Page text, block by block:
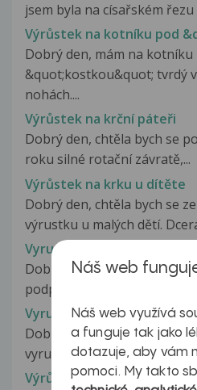
jsem byla na císařském řezu
Výrůstek na kotníku pod
Dobrý den, mám na kotníku
&quot;kostkou&quot; tvrdý
nohách....
Výrůstek na krční páteři
Dobrý den, chtěla bych se
roku silné rotační závratě,...
Výrůstek na krku u dítěte
Dobrý den, chtěla bych se
výrustku u malých dětí.
Vyrustek na kuzi
Dobry den ! Nedavno jsem
podprsenku ktera mi
Vyrustek na kuzi
Dobry den, Na kontniku
vyrustek, ktery je zbaeven...
Výrůstek na kůži
Náš web
Náš web využívá
a funguje tak jako
dotazuje, aby vám
pomoci. My takto